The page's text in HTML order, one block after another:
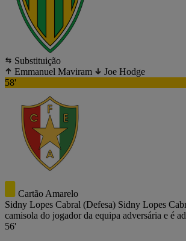
Substituição
Emmanuel Maviram
Joe Hodge
58'
Cartão Amarelo
Sidny Lopes Cabral (Defesa) Sidny Lopes
camisola do jogador da equipa adversária e é
56'